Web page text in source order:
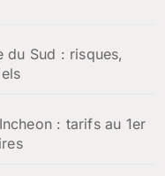
du Sud : risques,
: tarifs au 1er